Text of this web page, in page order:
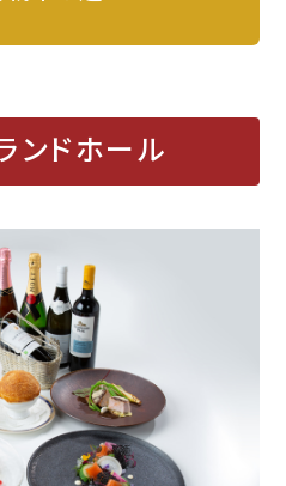
ンドホール